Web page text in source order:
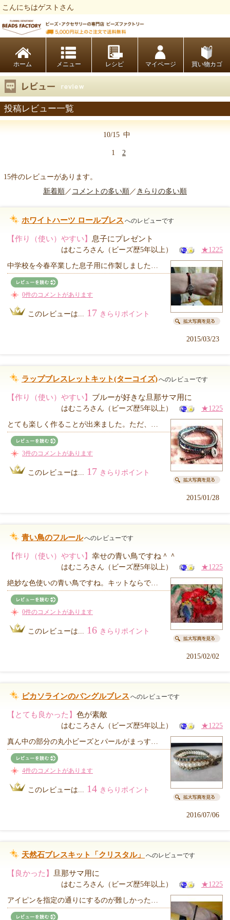
こんにちはゲストさん
ホーム レシピ マイページ 買い物カゴ
投稿レビュー一覧
10/15 中
1 2
15件のレビューがあります。
新着順／ コメントの多い順／ きらりの多い順
ホワイトハーツ ロールブレス へのレビューです
【作り（使い）やすい】 息子にプレゼント
はむころさん（ビーズ歴5年以上） ★1225
中学校を今春卒業した息子用に作製しました…
0件のコメントがあります
このレビューは... 17 きらりポイント
2015/03/23
ラップブレスレットキット(ターコイズ)へのレビューです
【作り（使い）やすい】 ブルーが好きな旦那サマ用に
はむころさん（ビーズ歴5年以上） ★1225
とても楽しく作ることが出来ました。ただ、…
3件のコメントがあります
このレビューは... 17 きらりポイント
2015/01/28
青い鳥のフルールへのレビューです
【作り（使い）やすい】 幸せの青い鳥ですね＾＾
はむころさん（ビーズ歴5年以上） ★1225
絶妙な色使いの青い鳥ですね。キットならで…
0件のコメントがあります
このレビューは... 16 きらりポイント
2015/02/02
ピカソラインのバングルブレス へのレビューです
【とても良かった】 色が素敵
はむころさん（ビーズ歴5年以上） ★1225
真ん中の部分の丸小ビーズとパールがまっす…
4件のコメントがあります
このレビューは... 14 きらりポイント
2016/07/06
天然石ブレスキット「クリスタル」 へのレビューです
【良かった】 旦那サマ用に
はむころさん（ビーズ歴5年以上） ★1225
アイピンを指定の通りにするのが難しかった…